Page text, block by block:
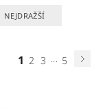
NEJDRAŽŠÍ
1 2 3 ... 5